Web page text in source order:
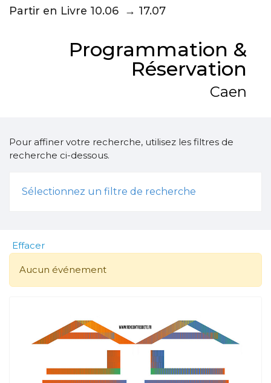
Partir en Livre 10.06 → 17.07
Programmation &
Réservation
Caen
Pour affiner votre recherche, utilisez les filtres de
recherche ci-dessous.
Sélectionnez un filtre de recherche
Effacer
Aucun événement